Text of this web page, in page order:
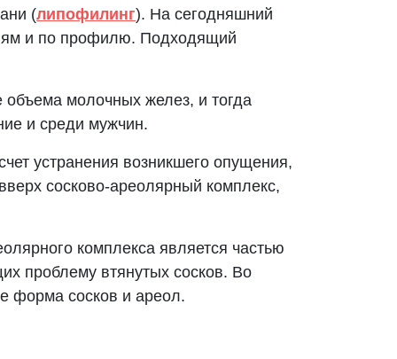
(липофилинг). На сегодняшний
и по профилю. Подходящий
молочных желез, и тогда
и среди мужчин.
устранения возникшего опущения,
сосково-ареолярный комплекс,
комплекса является частью
проблему втянутых сосков. Во
форма сосков и ареол.